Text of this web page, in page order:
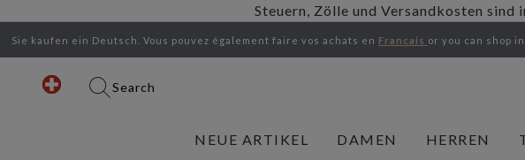
Steuern, Zölle und Versandkosten sind
Sie kaufen ein Deutsch. Vous pouvez également faire vos achats en Francais or you can shop in
Search
NEUE ARTIKEL DAMEN HERREN